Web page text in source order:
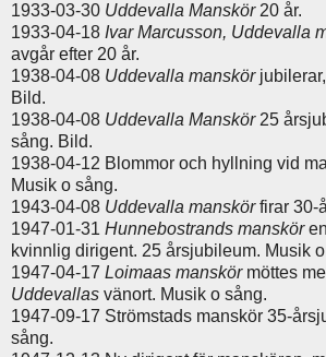
1933-03-30 Uddevalla Manskör20 år.
1933-04-18 Ivar Marcusson, Uddevalla
avgår efter 20 år.
1938-04-08 Uddevalla manskör
Bild.
1938-04-08 Uddevalla Manskör25
sång. Bild.
1938-04-12 Blommor och hyllning vid
Musik o sång.
1943-04-08 Uddevalla manskörfirar 30-
1947-01-31 Hunnebostrands manskör
kvinnlig dirigent. 25 årsjubileum. Musik
1947-04-17 Loimaas manskörmöttes
Uddevallas vänort. Musik o sång.
1947-09-17 Strömstads manskör 35-
sång.